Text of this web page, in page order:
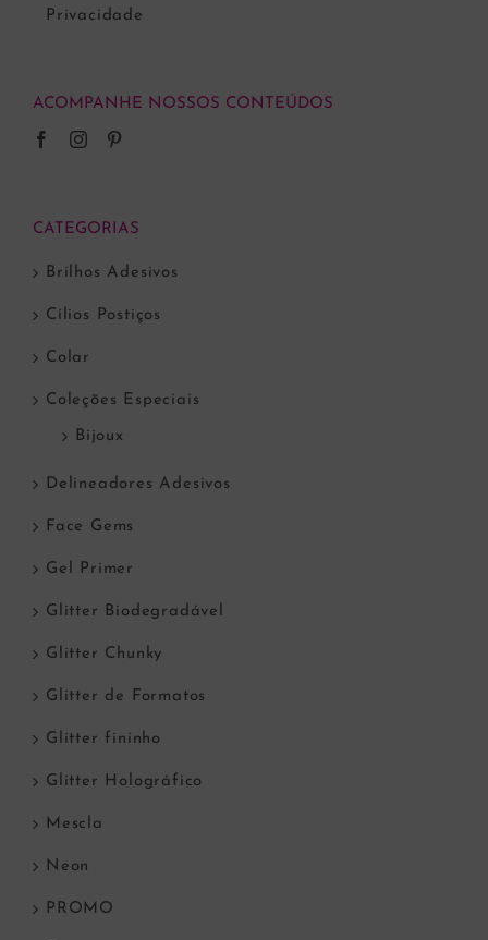
Privacidade
ACOMPANHE NOSSOS CONTEÚDOS
CATEGORIAS
Brilhos Adesivos
Cílios Postiços
Colar
Coleções Especiais
Bijoux
Delineadores Adesivos
Face Gems
Gel Primer
Glitter Biodegradável
Glitter Chunky
Glitter de Formatos
Glitter fininho
Glitter Holográfico
Mescla
Neon
PROMO